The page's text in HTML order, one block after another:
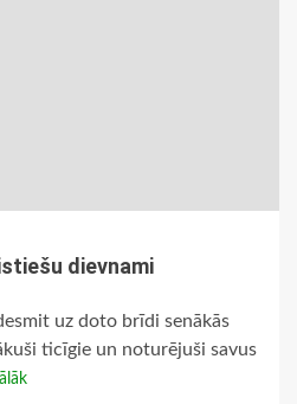
dievnami
uz doto brīdi senākās
ticīgie un noturējuši savus